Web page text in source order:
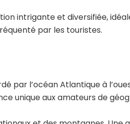
intrigante et diversifiée,
par les touristes.
par l’océan Atlantique à
unique aux amateurs de